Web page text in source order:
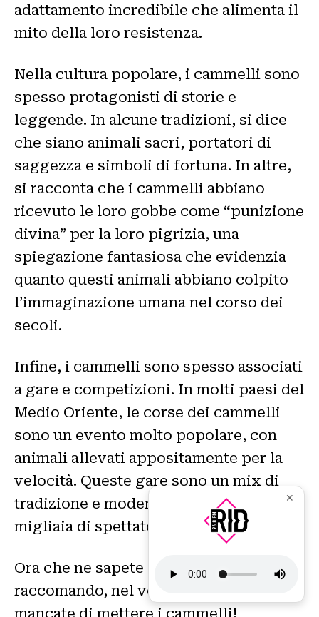
adattamento incredibile che alimenta il
mito della loro resistenza.
Nella cultura popolare, i cammelli sono
spesso protagonisti di storie e
leggende. In alcune tradizioni, si dice
che siano animali sacri, portatori di
saggezza e simboli di fortuna. In altre,
si racconta che i cammelli abbiano
ricevuto le loro gobbe come “punizione
divina” per la loro pigrizia, una
spiegazione fantasiosa che evidenzia
quanto questi animali abbiano colpito
l’immaginazione umana nel corso dei
secoli.
Infine, i cammelli sono spesso associati
a gare e competizioni. In molti paesi del
Medio Oriente, le corse dei cammelli
sono un evento molto popolare, con
animali allevati appositamente per la
velocità. Queste gare sono un mix di
tradizione e modernità, e attirano
migliaia di spettatori ogni anno.
Ora che ne sapete qualcosa in più, mi
raccomando, nel vostro presepe, non
mancate di mettere i cammelli!
✕